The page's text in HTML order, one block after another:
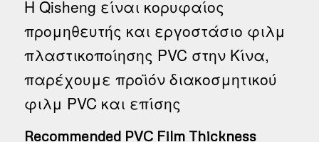
Η Qisheng είναι κορυφαίος
προμηθευτής και εργοστάσιο φιλμ
πλαστικοποίησης PVC στην Κίνα,
παρέχουμε προϊόν διακοσμητικού
φιλμ PVC και επίσης
Recommended PVC Film Thickness